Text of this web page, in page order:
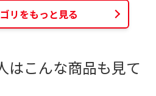
リをもっと見る
はこんな商品も見て